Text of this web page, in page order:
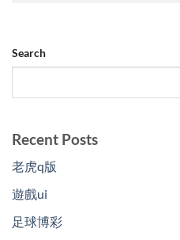
Search
Recent Posts
老虎q版
遊戲ui
足球博彩